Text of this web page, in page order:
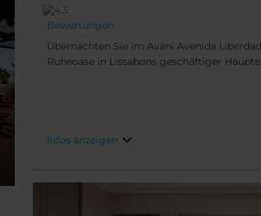
Bewertungen
Übernachten Sie im Avani Avenida
Ruheoase in Lissabons geschäftiger
Infos anzeigen